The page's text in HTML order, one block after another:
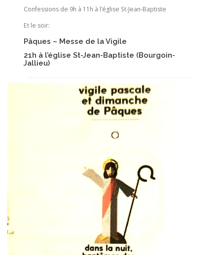
Confessions de 9h à 11h à l’église St-Jean-Baptiste
Et le soir:
Pâques – Messe de la Vigile
21h à l’église St-Jean-Baptiste (Bourgoin-
Jallieu)